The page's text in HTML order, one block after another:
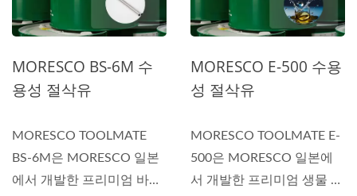
MORESCO BS-6M 수
용성 절삭유
MORESCO TOOLMATE
BS-6M은 MORESCO 일본
에서 개발한 프리미엄 바이
MORESCO E-500 수용
성 절삭유
MORESCO TOOLMATE E-
500은 MORESCO 일본에
서 개발한 프리미엄 생물 정